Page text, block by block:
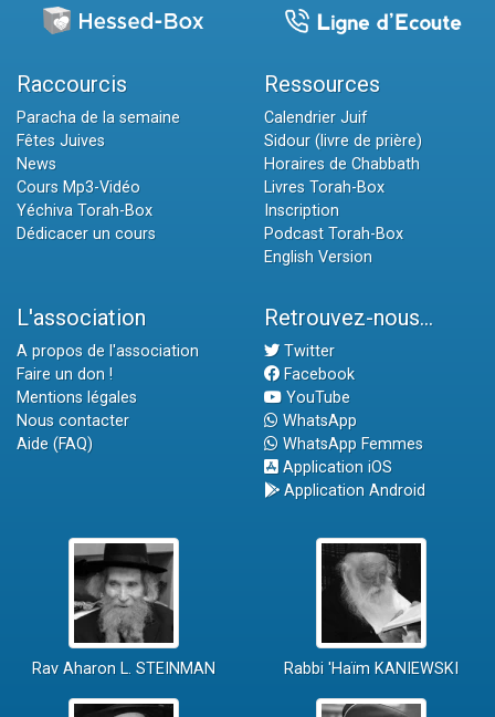
Raccourcis
Paracha de la semaine
Fêtes Juives
News
Cours Mp3-Vidéo
Yéchiva Torah-Box
Dédicacer un cours
Ressources
Calendrier Juif
Sidour (livre de prière)
Horaires de Chabbath
Livres Torah-Box
Inscription
Podcast Torah-Box
English Version
L'association
A propos de l'association
Faire un don !
Mentions légales
Nous contacter
Aide (FAQ)
Retrouvez-nous...
Twitter
Facebook
YouTube
WhatsApp
WhatsApp Femmes
Application iOS
Application Android
Rav Aharon L. STEINMAN Rabbi 'Haïm KANIEWSKI